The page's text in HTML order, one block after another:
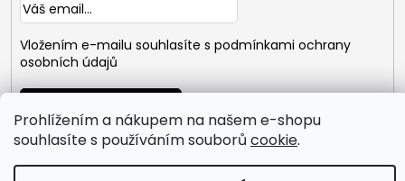
Prohlížením a nákupem na našem e-shopu
souhlasíte s používáním souborů cookie.
Vložením e-mailu souhlasíte s podmínkami ochrany
osobních údajů
SE